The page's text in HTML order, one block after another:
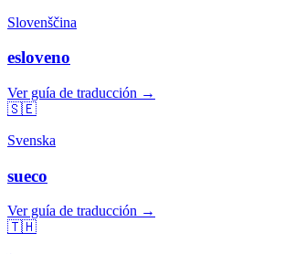
Slovenščina
esloveno
Ver guía de traducción →
🇸🇪
Svenska
sueco
Ver guía de traducción →
🇹🇭